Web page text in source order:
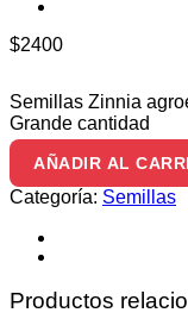
$2400
Semillas Zinnia
Grande cantidad
AÑADIR AL
Categoría: Semillas
Productos